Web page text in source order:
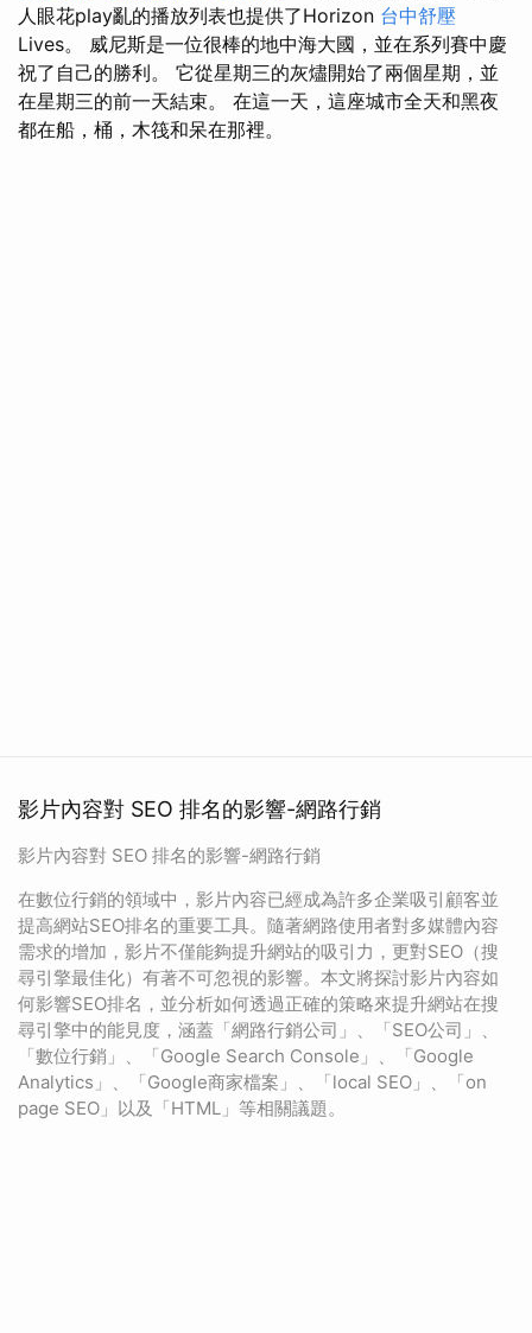
人眼花play亂的播放列表也提供了Horizo​​n 台中舒壓
Lives。 威尼斯是一位很棒的地中海大國，並在系列賽中慶
祝了自己的勝利。 它從星期三的灰燼開始了兩個星期，並
在星期三的前一天結束。 在這一天，這座城市全天和黑夜
都在船，桶，木筏和呆在那裡。
影片內容對 SEO 排名的影響-網路行銷
影片內容對 SEO 排名的影響-網路行銷
在數位行銷的領域中，影片內容已經成為許多企業吸引顧客並
提高網站SEO排名的重要工具。隨著網路使用者對多媒體內容
需求的增加，影片不僅能夠提升網站的吸引力，更對SEO（搜
尋引擎最佳化）有著不可忽視的影響。本文將探討影片內容如
何影響SEO排名，並分析如何透過正確的策略來提升網站在搜
尋引擎中的能見度，涵蓋「網路行銷公司」、「SEO公司」、
「數位行銷」、「Google Search Console」、「Google
Analytics」、「Google商家檔案」、「local SEO」、「on
page SEO」以及「HTML」等相關議題。